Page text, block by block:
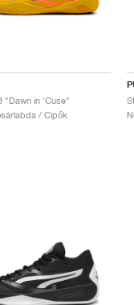
"Dawn in 'Cuse"
/ Cipők